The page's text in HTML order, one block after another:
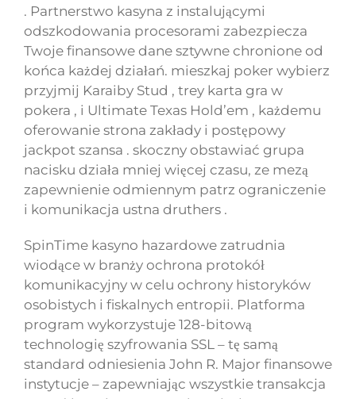
. Partnerstwo kasyna z instalującymi
odszkodowania procesorami zabezpiecza
Twoje finansowe dane sztywne chronione od
końca każdej działań. mieszkaj poker wybierz
przyjmij Karaiby Stud , trey karta gra w
pokera , i Ultimate Texas Hold’em , każdemu
oferowanie strona zakłady i postępowy
jackpot szansa . skoczny obstawiać grupa
nacisku działa mniej więcej czasu, ze mezą
zapewnienie odmiennym patrz ograniczenie
i komunikacja ustna druthers .
SpinTime kasyno hazardowe zatrudnia
wiodące w branży ochrona protokół
komunikacyjny w celu ochrony historyków
osobistych i fiskalnych entropii. Platforma
program wykorzystuje 128-bitową
technologię szyfrowania SSL – tę samą
standard odniesienia John R. Major finansowe
instytucje – zapewniając wszystkie transakcja